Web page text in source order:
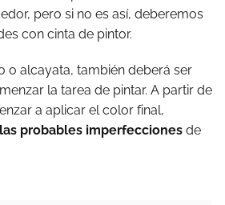
pero si no es así, deberemos
con cinta de pintor.
o alcayata, también deberá ser
la tarea de pintar. A partir de
a aplicar el color final,
probables imperfecciones de